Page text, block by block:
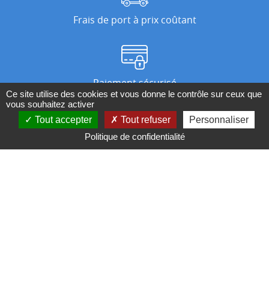
Frais de port à prix coûtant
Paiement sécurisé
Nos magasins
Ce site utilise des cookies et vous donne le contrôle sur ceux que
vous souhaitez activer
Tout accepter
Tout refuser
Personnaliser
Politique de confidentialité